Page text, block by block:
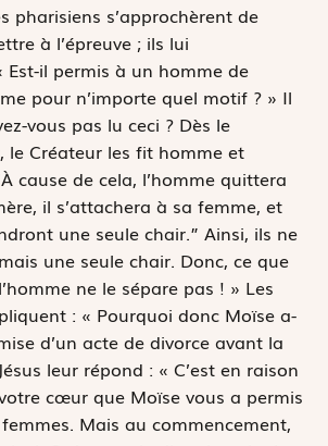
pharisiens s’approchèrent de
à l’épreuve ; ils lui
Est-il permis à un homme de
pour n’importe quel motif ? » Il
vous pas lu ceci ? Dès le
le Créateur les fit homme et
cause de cela, l’homme quittera
il s’attachera à sa femme, et
une seule chair.” Ainsi, ils ne
une seule chair. Donc, ce que
ne le sépare pas ! » Les
: « Pourquoi donc Moïse a-
d’un acte de divorce avant la
leur répond : « C’est en raison
cœur que Moïse vous a permis
Mais au commencement,